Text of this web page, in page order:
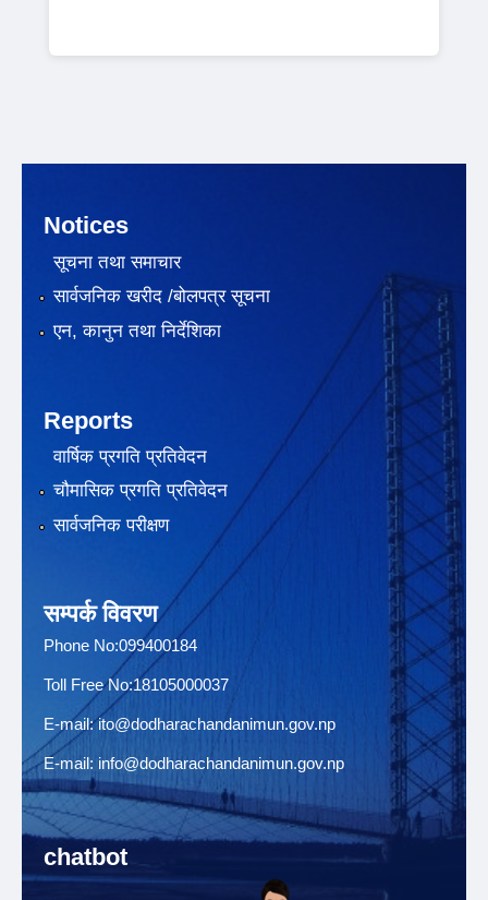
Notices
सूचना तथा समाचार
सार्वजनिक खरीद /बोलपत्र सूचना
एन, कानुन तथा निर्देशिका
Reports
वार्षिक प्रगति प्रतिवेदन
चौमासिक प्रगति प्रतिवेदन
सार्वजनिक परीक्षण
सम्पर्क विवरण
Phone No:099400184
Toll Free No:18105000037
E-mail:ito@dodharachandanimun.gov.np
E-mail: info@dodharachandanimun.gov.np
chatbot